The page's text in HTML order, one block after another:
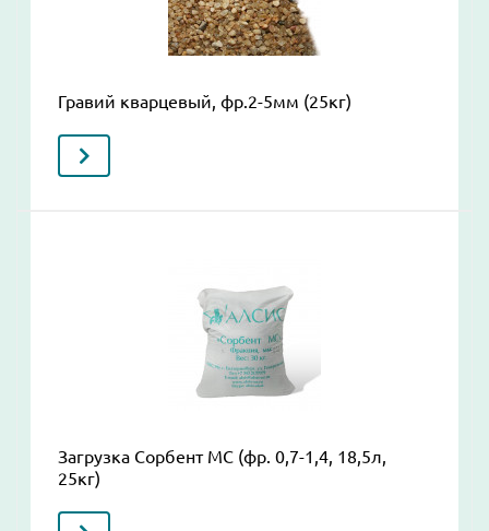
Гравий кварцевый, фр.2-5мм (25кг)
Загрузка Сорбент МС (фр. 0,7-1,4, 18,5л,
25кг)